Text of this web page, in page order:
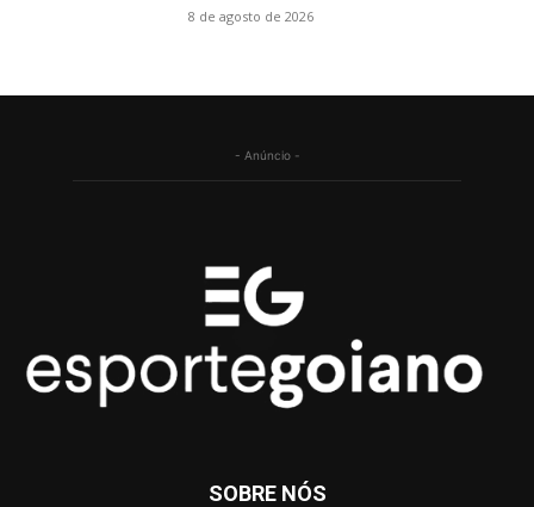
8 de agosto de 2026
- Anúncio -
SOBRE NÓS